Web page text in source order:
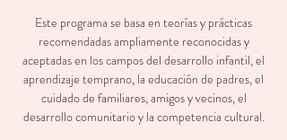
Este programa se basa en teorías y prácticas
recomendadas ampliamente reconocidas y
aceptadas en los campos del desarrollo infantil, el
aprendizaje temprano, la educación de padres, el
cuidado de familiares, amigos y vecinos, el
desarrollo comunitario y la competencia cultural.